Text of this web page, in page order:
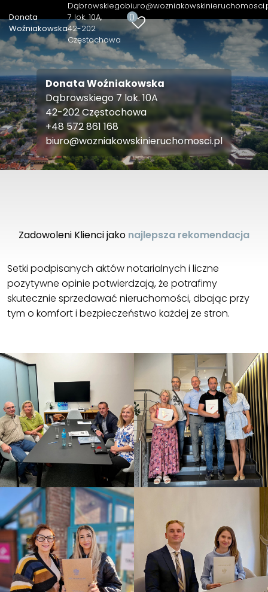
Donata
Woźniakowska
Dąbrowskiego
7 lok. 10A
42-202
Częstochowa
0
Donata Woźniakowska
Dąbrowskiego 7 lok. 10A
42-202 Częstochowa
+48 572 861 168
biuro@wozniakowskinieruchomosci.pl
Zadowoleni Klienci jako najlepsza rekomendacja
Setki podpisanych aktów notarialnych i liczne
pozytywne opinie potwierdzają, że potrafimy
skutecznie sprzedawać nieruchomości, dbając przy
tym o komfort i bezpieczeństwo każdej ze stron.